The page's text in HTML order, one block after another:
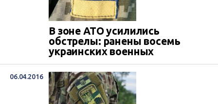
В зоне АТО усилились
обстрелы: ранены восемь
украинских военных
06.04.2016